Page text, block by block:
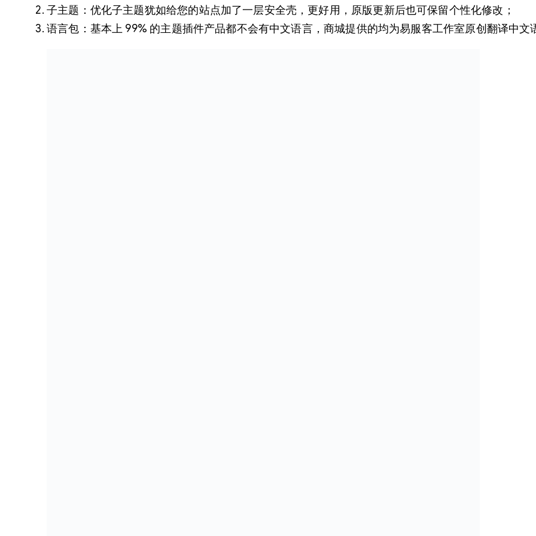
子主题：优化子主题犹如给您的站点加了一层安全壳，更好用，原版更新后也可保留个性化修改；
语言包：基本上 99% 的主题插件产品都不会有中文语言，商城提供的均为易服客工作室原创翻译中文